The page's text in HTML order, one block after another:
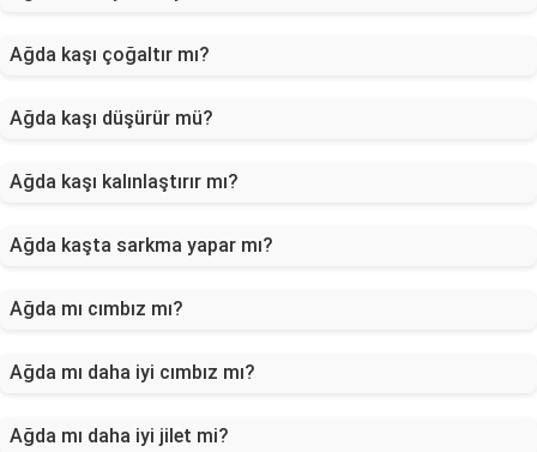
Ağda kaşı çoğaltır mı?
Ağda kaşı düşürür mü?
Ağda kaşı kalınlaştırır mı?
Ağda kaşta sarkma yapar mı?
Ağda mı cımbız mı?
Ağda mı daha iyi cımbız mı?
Ağda mı daha iyi jilet mi?